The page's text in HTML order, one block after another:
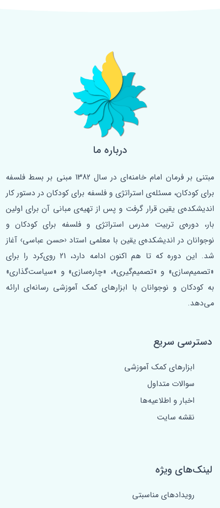
درباره ما
مبتنی بر فرمان امام خامنه‌ای در سال 1382 مبنی بر بسط فلسفه‌
برای کودکان، مسئله‌ی استراتژی و فلسفه برای کودکان در دستور کار
اندیشکده‌ی یقین قرار گرفت و پس از تهیه‌ی مبانی آن برای اولین
‌بار، دوره‌ی تربیت مدرس استراتژی و فلسفه برای کودکان و
نوجوانان در اندیشکده‌ی یقین با معلمی استاد ‹حسن عباسی› آغاز
شد. این دوره که تا هم اکنون ادامه دارد، 21 روی‌کرد را برای
«تصمیم‌سازی» و «تصمیم‌گیری»، «چاره‌سازی» و «سیاست‌گذاری»
به کودکان و نوجوانان با ابزارهای کمک آموزشی رسانه‌ای ارائه
می‌دهد.
دسترسی سریع
ابزارهای کمک آموزشی
سوالات متداول
اخبار و اطلاعیه‌ها
نقشه سایت
لینک‌های ویژه
رویدادهای مناسبتی